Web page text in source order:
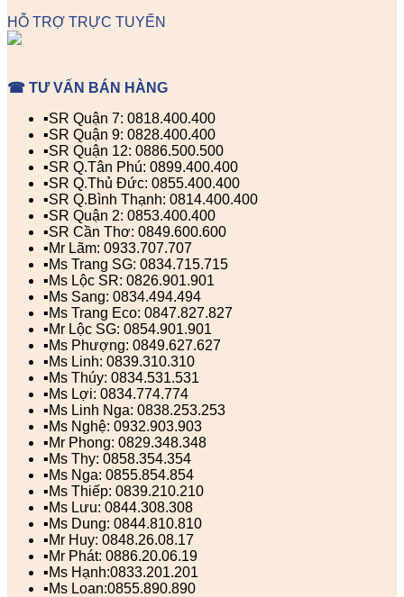
HỖ TRỢ TRỰC TUYẾN
☎ TƯ VẤN BÁN HÀNG
▪️SR Quận 7: 0818.400.400
▪️SR Quận 9: 0828.400.400
▪️SR Quận 12: 0886.500.500
▪️SR Q.Tân Phú: 0899.400.400
▪️SR Q.Thủ Đức: 0855.400.400
▪️SR Q.Bình Thạnh: 0814.400.400
▪️SR Quận 2: 0853.400.400
▪️SR Cần Thơ: 0849.600.600
▪️Mr Lãm: 0933.707.707
▪️Ms Trang SG: 0834.715.715
▪️Ms Lộc SR: 0826.901.901
▪️Ms Sang: 0834.494.494
▪️Ms Trang Eco: 0847.827.827
▪️Mr Lộc SG: 0854.901.901
▪️Ms Phượng: 0849.627.627
▪️Ms Linh: 0839.310.310
▪️Ms Thúy: 0834.531.531
▪️Ms Lợi: 0834.774.774
▪️Ms Linh Nga: 0838.253.253
▪️Ms Nghệ: 0932.903.903
▪️Mr Phong: 0829.348.348
▪️Ms Thy: 0858.354.354
▪️Ms Nga: 0855.854.854
▪️Ms Thiếp: 0839.210.210
▪️Ms Lưu: 0844.308.308
▪️Ms Dung: 0844.810.810
▪️Mr Huy: 0848.26.08.17
▪️Mr Phát: 0886.20.06.19
▪️Ms Hạnh:0833.201.201
▪️Ms Loan:0855.890.890